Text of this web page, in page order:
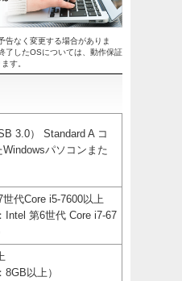
なく変更する場合がありま
したOSについては、動作保証
す。
3.0） Standard A コ
パソコンまた
世代Core i5-7600以上
Intel 第6世代 Core i7-67
8GB以上）